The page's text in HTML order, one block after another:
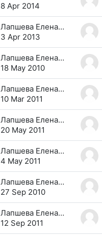
8 Apr 2014
Лапшева Елена Евгеньевна
3 Apr 2013
Лапшева Елена Евгеньевна
18 May 2010
Лапшева Елена Евгеньевна
10 Mar 2011
Лапшева Елена Евгеньевна
20 May 2011
Лапшева Елена Евгеньевна
4 May 2011
Лапшева Елена Евгеньевна
27 Sep 2010
Лапшева Елена Евгеньевна
12 Sep 2011